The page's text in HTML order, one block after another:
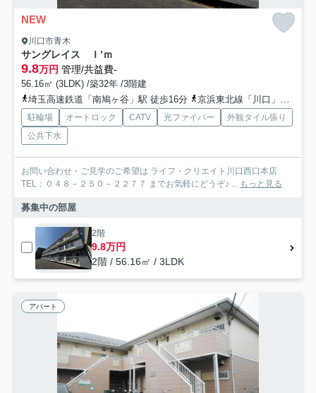
NEW
川口市青木
サングレイス Ｉ’ｍ
9.8万円 管理/共益費-
56.16㎡ (3LDK) /築32年 /3階建
埼玉高速鉄道「南鳩ヶ谷」駅 徒歩16分
京浜東北線「川口」駅 バス15分 「青木中学校入口」 停歩2分
駐輪場 オートロック CATV 光ファイバー
外観タイル張り
公共下水
お問い合わせ・ご見学のご希望は ライフ・クリエイト川口西口本店
TEL：０４８－２５０－２２７７ までお気軽にどうぞ♪ ...
もっと見る
募集中の部屋
2階
9.8万円
2階 / 56.16㎡ / 3LDK
アパート